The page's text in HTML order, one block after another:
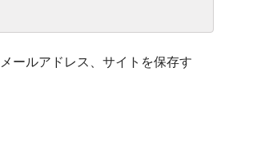
ールアドレス、サイトを保存す